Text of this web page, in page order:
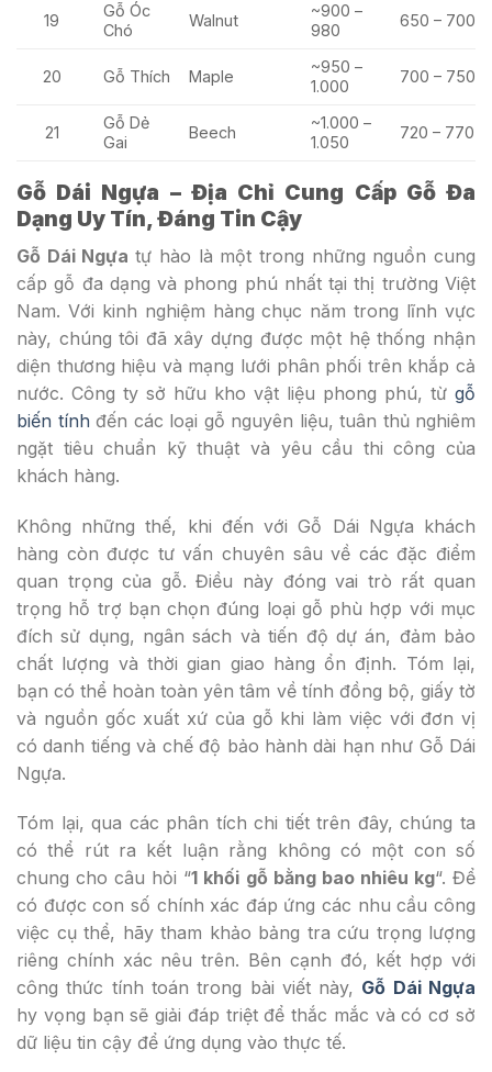
19
Gỗ Óc
Chó
Walnut
~900 –
980
650 – 700
20 Gỗ Thích Maple
~950 –
1.000
700 – 750
21
Gỗ Dẻ
Gai
Beech
~1.000 –
1.050
720 – 770
Gỗ Dái Ngựa – Địa Chỉ Cung Cấp Gỗ Đa
Dạng Uy Tín, Đáng Tin Cậy
Gỗ Dái Ngựatự hào là một trong những nguồn cung
cấp gỗ đa dạng và phong phú nhất tại thị trường Việt
Nam. Với kinh nghiệm hàng chục năm trong lĩnh vực
này, chúng tôi đã xây dựng được một hệ thống nhận
diện thương hiệu và mạng lưới phân phối trên khắp cả
nước. Công ty sở hữu kho vật liệu phong phú, từ gỗ
biến tính đến các loại gỗ nguyên liệu, tuân thủ nghiêm
ngặt tiêu chuẩn kỹ thuật và yêu cầu thi công của
khách hàng.
Không những thế, khi đến với Gỗ Dái Ngựa khách
hàng còn được tư vấn chuyên sâu về các đặc điểm
quan trọng của gỗ. Điều này đóng vai trò rất quan
trọng hỗ trợ bạn chọn đúng loại gỗ phù hợp với mục
đích sử dụng, ngân sách và tiến độ dự án, đảm bảo
chất lượng và thời gian giao hàng ổn định. Tóm lại,
bạn có thể hoàn toàn yên tâm về tính đồng bộ, giấy tờ
và nguồn gốc xuất xứ của gỗ khi làm việc với đơn vị
có danh tiếng và chế độ bảo hành dài hạn như Gỗ Dái
Ngựa.
Tóm lại, qua các phân tích chi tiết trên đây, chúng ta
có thể rút ra kết luận rằng không có một con số
chung cho câu hỏi “1 khối gỗ bằng bao nhiêu kg“. Để
có được con số chính xác đáp ứng các nhu cầu công
việc cụ thể, hãy tham khảo bảng tra cứu trọng lượng
riêng chính xác nêu trên. Bên cạnh đó, kết hợp với
công thức tính toán trong bài viết này, Gỗ Dái Ngựa
hy vọng bạn sẽ giải đáp triệt để thắc mắc và có cơ sở
dữ liệu tin cậy để ứng dụng vào thực tế.